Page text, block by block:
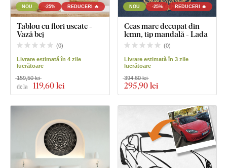
NOU -25% REDUCERI 🔥
Tablou cu flori uscate -
Vază bej
(0)
Livrare estimată în 4 zile
lucrătoare
de la 119,60 lei
159,50 lei
NOU -25% REDUCERI 🔥
Ceas mare decupat din
lemn, tip mandală - Lada
(0)
Livrare estimată în 3 zile
lucrătoare
295,90 lei
394,60 lei